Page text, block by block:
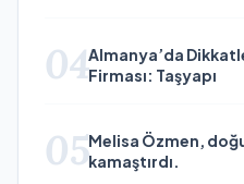
04Almanya’da
Firması: Taşyapı
05Melisa Özmen,
kamaştırdı.